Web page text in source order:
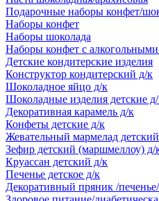
Подарочные наборы конфет/
Наборы конфет
Наборы шоколада
Наборы конфет с
Детские кондитерские изделия
Конструктор кондитерский д/к
Шоколадное яйцо д/к
Шоколадные изделия детские
Декоративная карамель д/к
Конфеты детские д/к
Жевательный мармелад
Зефир детский (маршмеллоу) д/
Круассан детский д/к
Печенье детское д/к
Декоративный пряник /